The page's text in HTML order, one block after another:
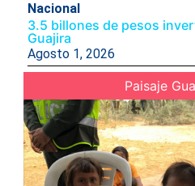
Nacional
3.5 billones de pesos
Guajira
Agosto 1, 2026
Paisaje